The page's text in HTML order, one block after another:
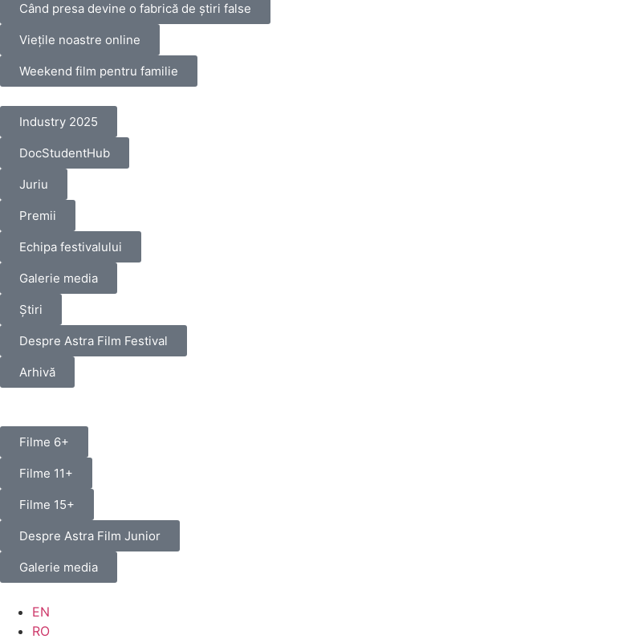
Când presa devine o fabrică de știri false
Viețile noastre online
Weekend film pentru familie
Industry 2025
DocStudentHub
Juriu
Premii
Echipa festivalului
Galerie media
Știri
Despre Astra Film Festival
Arhivă
Filme 6+
Filme 11+
Filme 15+
Despre Astra Film Junior
Galerie media
EN
RO